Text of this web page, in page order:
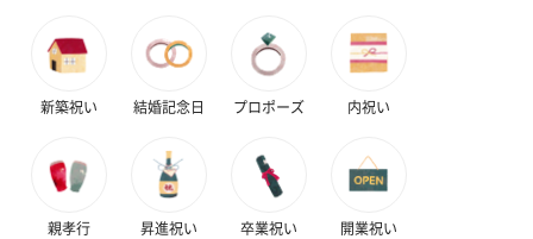
フラッグカプセル：イ
フラッグカプセル：イ
（St.OSMANTHUS）
（880円）
新築祝い 結婚記念日 プロポーズ 内祝い
親孝行 昇進祝い 卒業祝い 開業祝い